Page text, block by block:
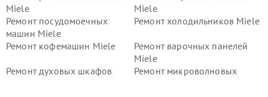
Miele
Miele
Ремонт посудомоечных
машин Miele
Ремонт холодильников Miele
Ремонт кофемашин Miele
Ремонт варочных панелей
Miele
Ремонт духовых шкафов
Ремонт микроволновых